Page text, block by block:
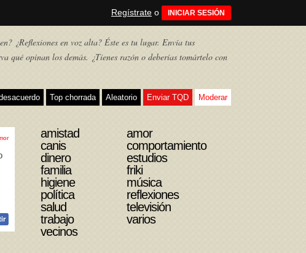
Regístrate o INICIAR SESIÓN
¿Reflexiones en voz alta? Éste es tu lugar. Envía tus
qué opinan los demás. ¿Tienes razón o deberías tomártelo con
Top chorrada Aleatorio Enviar TQD Moderar
amistad
amor
canis
comportamiento
dinero
estudios
familia
friki
higiene
música
política
reflexiones
salud
televisión
trabajo
varios
vecinos